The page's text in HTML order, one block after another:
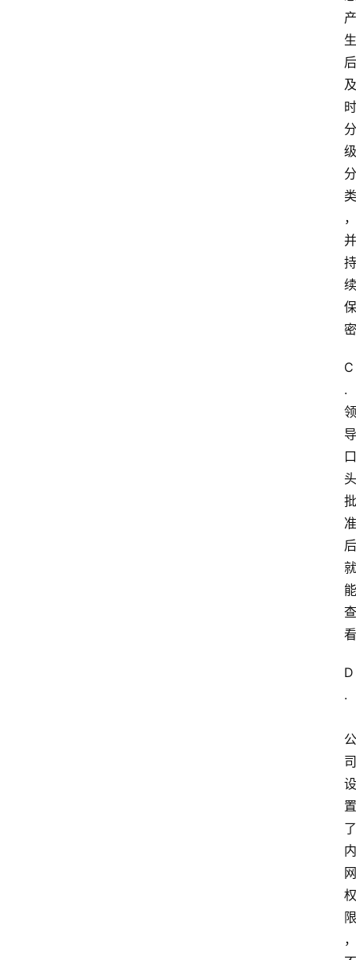
产
生
后
及
时
分
级
分
类
，
并
持
续
保
密
C
.
领
导
口
头
批
准
后
就
能
查
看
D
.
公
司
设
置
了
内
网
权
限
，